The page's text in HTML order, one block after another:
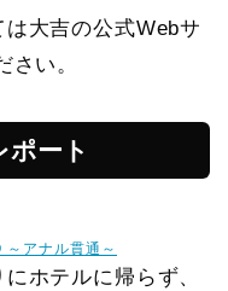
大吉の公式Webサ
さい。
ポート
アナル貫通～
ホテルに帰らず、